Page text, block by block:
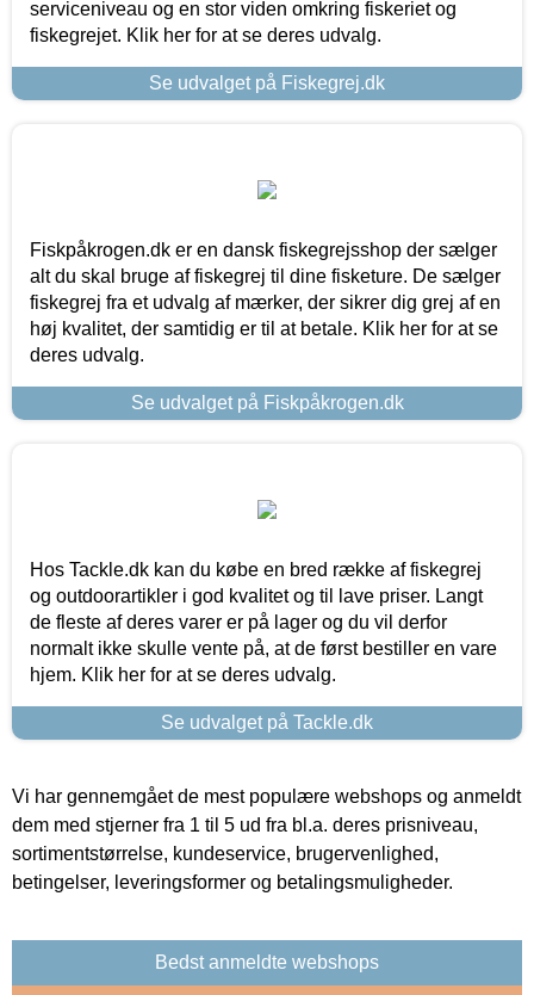
serviceniveau og en stor viden omkring fiskeriet og
fiskegrejet. Klik her for at se deres udvalg.
Se udvalget på Fiskegrej.dk
Fiskpåkrogen.dk er en dansk fiskegrejsshop der sælger
alt du skal bruge af fiskegrej til dine fisketure. De sælger
fiskegrej fra et udvalg af mærker, der sikrer dig grej af en
høj kvalitet, der samtidig er til at betale. Klik her for at se
deres udvalg.
Se udvalget på Fiskpåkrogen.dk
Hos Tackle.dk kan du købe en bred række af fiskegrej
og outdoorartikler i god kvalitet og til lave priser. Langt
de fleste af deres varer er på lager og du vil derfor
normalt ikke skulle vente på, at de først bestiller en vare
hjem. Klik her for at se deres udvalg.
Se udvalget på Tackle.dk
Vi har gennemgået de mest populære webshops og anmeldt
dem med stjerner fra 1 til 5 ud fra bl.a. deres prisniveau,
sortimentstørrelse, kundeservice, brugervenlighed,
betingelser, leveringsformer og betalingsmuligheder.
Bedst anmeldte webshops